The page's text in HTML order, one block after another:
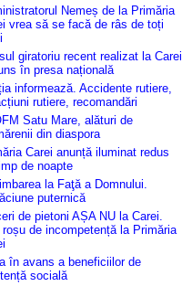
Nemeș de la Primăria
vrea să se facă de râs de toți
giratoriu recent realizat la Carei
în presa națională
informează. Accidente rutiere,
rutiere, recomandări
Satu Mare, alături de
din diaspora
Carei anunță iluminat redus
de noapte
la Faţă a Domnului.
puternică
de pietoni AȘA NU la Carei.
roșu de incompetență la Primăria
în avans a beneficiilor de
socială